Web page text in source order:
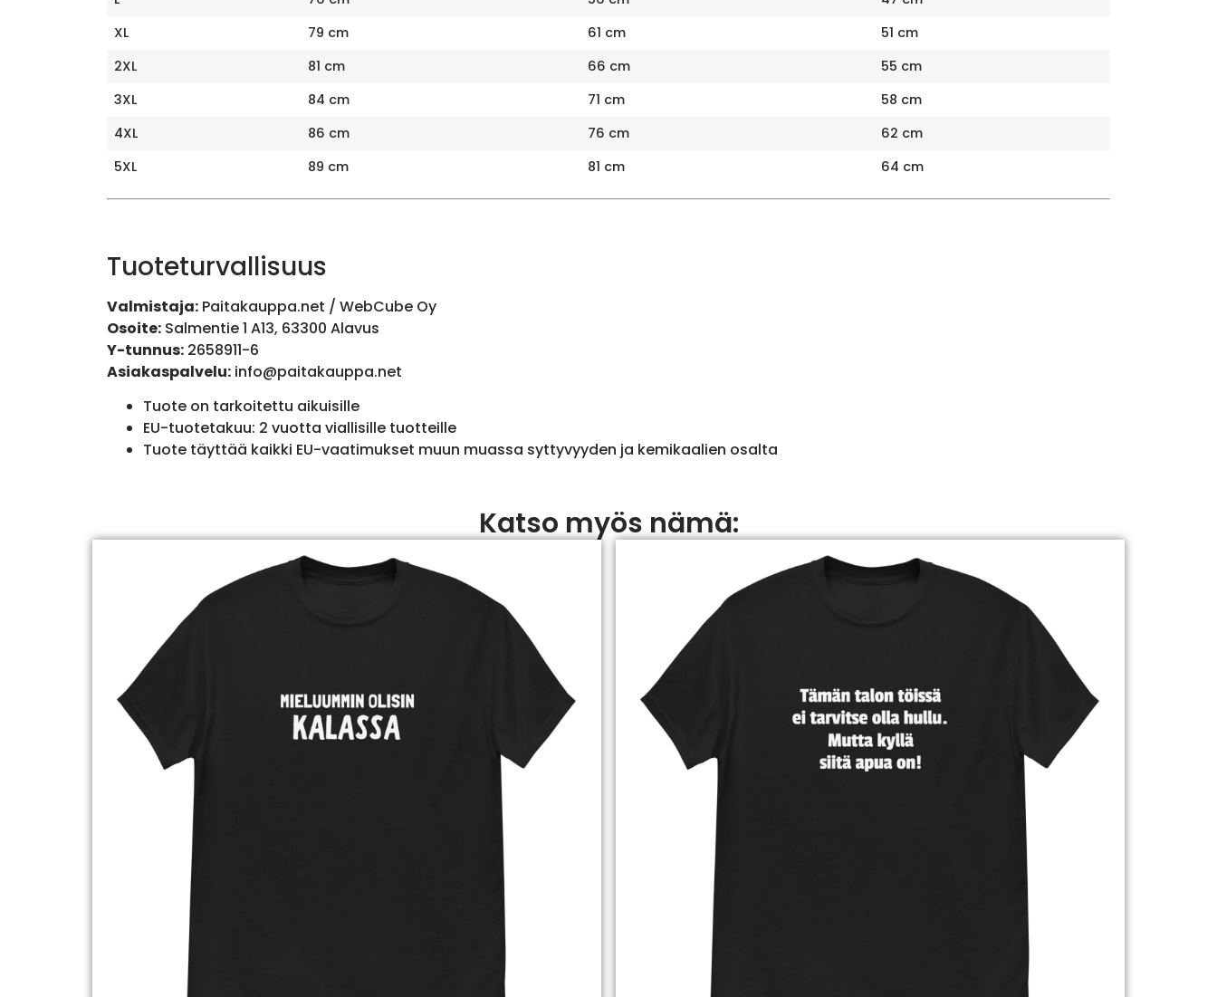
XL
79 cm 61 cm
51 cm
2XL
81 cm 66 cm
55 cm
3XL
84 cm 71 cm
58 cm
4XL
86 cm 76 cm
62 cm
5XL
89 cm 81 cm 64 cm
Tuoteturvallisuus
Valmistaja:Paitakauppa.net / WebCube Oy
Osoite:Salmentie 1 A13, 63300 Alavus
Y-tunnus:2658911-6
Asiakaspalvelu: info@paitakauppa.net
Tuote on tarkoitettu aikuisille
EU-tuotetakuu: 2 vuotta viallisille tuotteille
Tuote täyttää kaikki EU-vaatimukset muun muassa syttyvyyden ja kemikaalien osalta
Katso myös nämä: